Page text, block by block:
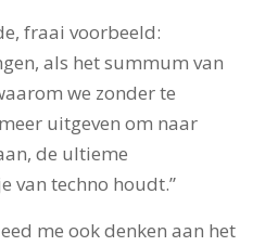
fraai voorbeeld:
als het summum van
we zonder te
uitgeven om naar
de ultieme
van techno houdt.”
me ook denken aan het